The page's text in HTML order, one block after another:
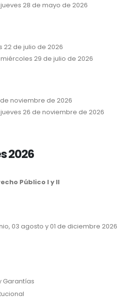
28 de mayo de 2026
22 de julio de 2026
29 de julio de 2026
noviembre de 2026
26 de noviembre de 2026
2026
Público I y II
03 agosto y 01 de diciembre 2026
Garantías